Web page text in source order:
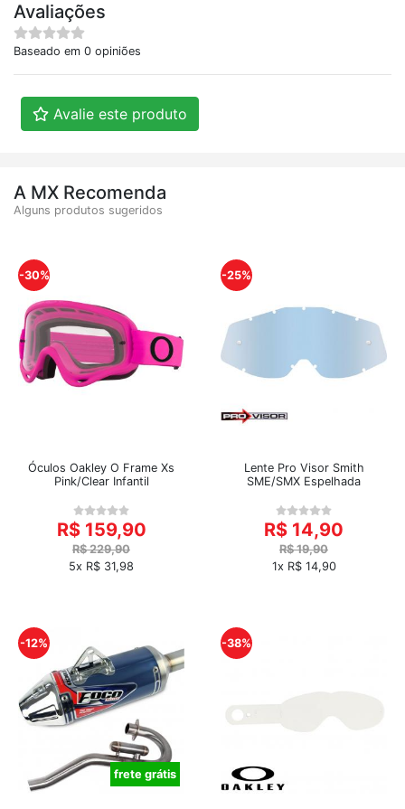
Avaliações
Baseado em 0 opiniões
Avalie este produto
A MX Recomenda
Alguns produtos sugeridos
-30%
Óculos Oakley O Frame Xs
Pink/Clear Infantil
R$ 159,90
R$ 229,90
5x R$ 31,98
-25%
Lente Pro Visor Smith
SME/SMX Espelhada
R$ 14,90
R$ 19,90
1x R$ 14,90
-12%
frete grátis
-38%